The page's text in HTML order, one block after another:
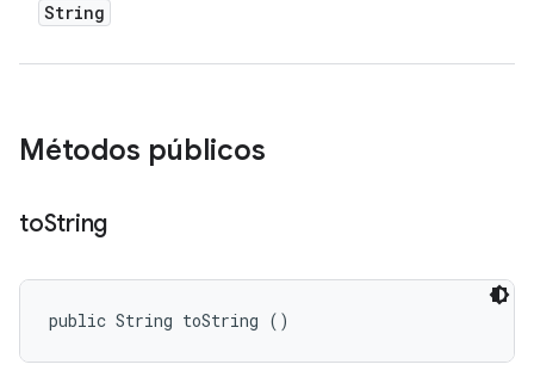
String
Métodos públicos
toString
public String toString ()